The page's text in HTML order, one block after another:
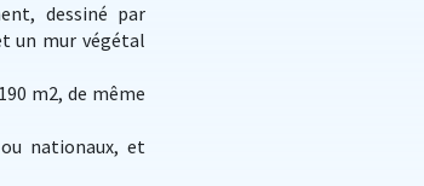
dessiné par
un mur végétal
m2, de même
nationaux, et